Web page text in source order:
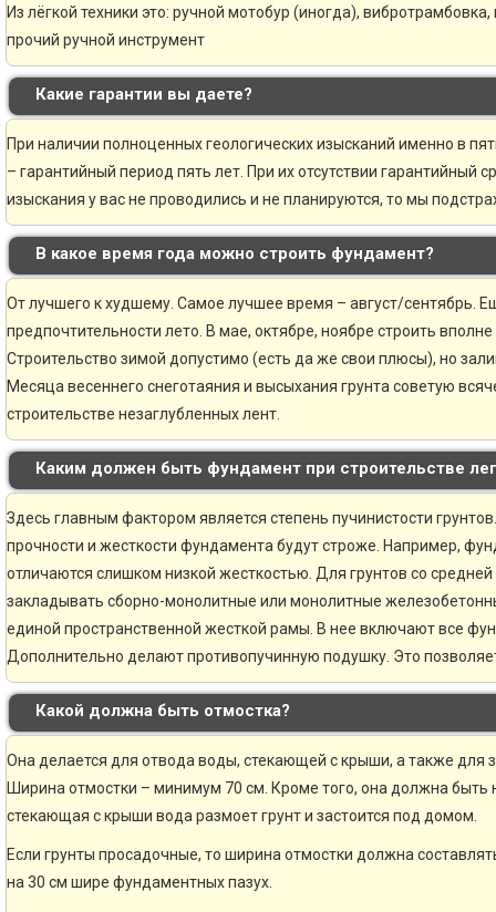
Из лёгкой техники это: ручной мотобур (иногда),
прочий ручной инструмент
Какие гарантии вы даете?
При наличии полноценных геологических изысканий именно в
– гарантийный период пять лет. При их отсутствии гарантийный
изыскания у вас не проводились и не планируются, то мы
В какое время года можно строить фундамент?
От лучшего к худшему. Самое лучшее время – август/сентябрь.
предпочтительности лето. В мае, октябре, ноябре строить
Строительство зимой допустимо (есть да же свои плюсы), но
Месяца весеннего снеготаяния и высыхания грунта советую
строительстве незаглубленных лент.
Каким должен быть фундамент при строительстве
Здесь главным фактором является степень пучинистости
прочности и жесткости фундамента будут строже. Например,
отличаются слишком низкой жесткостью. Для грунтов со
закладывать сборно-монолитные или монолитные
единой пространственной жесткой рамы. В нее включают все
Дополнительно делают противопучинную подушку. Это
Какой должна быть отмостка?
Она делается для отвода воды, стекающей с крыши, а также для
Ширина отмостки – минимум 70 см. Кроме того, она должна быть
стекающая с крыши вода размоет грунт и застоится под домом.
Если грунты просадочные, то ширина отмостки должна
на 30 см шире фундаментных пазух.